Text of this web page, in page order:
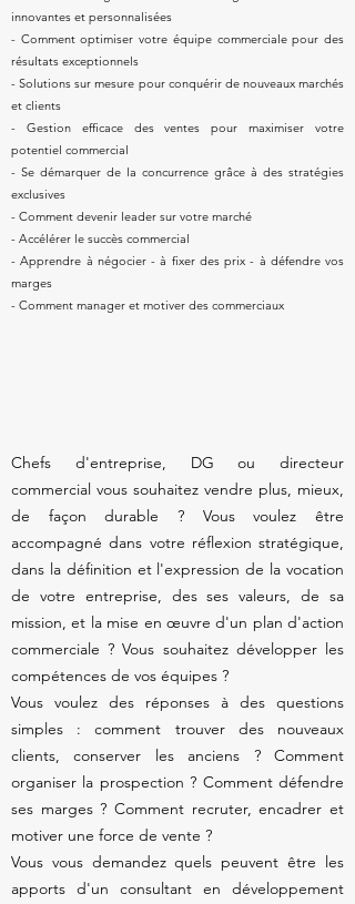
innovantes et personnalisées
- Comment optimiser votre équipe commerciale pour des
résultats exceptionnels
- Solutions sur mesure pour conquérir de nouveaux marchés
et clients
- Gestion efficace des ventes pour maximiser votre
potentiel commercial
- Se démarquer de la concurrence grâce à des stratégies
exclusives
- Comment devenir leader sur votre marché
- Accélérer le succès commercial
- Apprendre à négocier - à fixer des prix - à défendre vos
marges
- Comment manager et motiver des commerciaux
Chefs d'entreprise, DG ou directeur
commercial vous souhaitez vendre plus, mieux,
de façon durable ? Vous voulez être
accompagné dans votre réflexion stratégique,
dans la définition et l'expression de la vocation
de votre entreprise, des ses valeurs, de sa
mission, et la mise en œuvre d'un plan d'action
commerciale ? Vous souhaitez développer les
compétences de vos équipes ?
Vous voulez des réponses à des questions
simples : comment trouver des nouveaux
clients, conserver les anciens ? Comment
organiser la prospection ? Comment défendre
ses marges ? Comment recruter, encadrer et
motiver une force de vente ?
Vous vous demandez quels peuvent être les
apports d'un consultant en développement